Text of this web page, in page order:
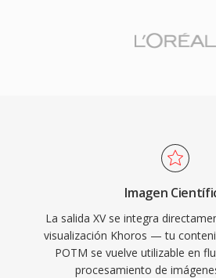
Imagen
La salida XV se integra
visualización Khoros — tu
POTM se vuelve utilizable en
procesamiento de